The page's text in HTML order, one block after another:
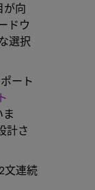
が向
ドウ
選択
ート
計さ
文連続